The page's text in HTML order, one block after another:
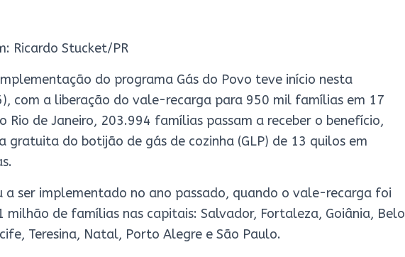
Ricardo Stucket/PR
do programa Gás do Povo teve início nesta
com a liberação do vale-recarga para 950 mil famílias em 17
Rio de Janeiro, 203.994 famílias passam a receber o benefício,
gratuita do botijão de gás de cozinha (GLP) de 13 quilos em
a ser implementado no ano passado, quando o vale-recarga foi
milhão de famílias nas capitais: Salvador, Fortaleza, Goiânia, Belo
Teresina, Natal, Porto Alegre e São Paulo.